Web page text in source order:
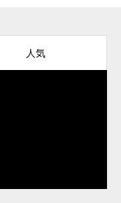
人気
、何を選べばい